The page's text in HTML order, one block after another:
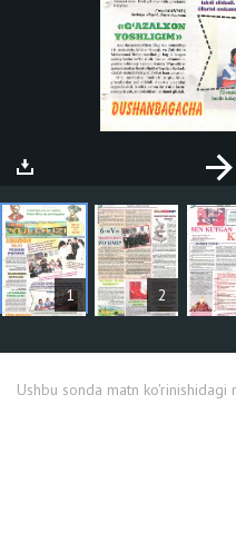
1 2
MAQOLALAR
Ushbu sonda matn